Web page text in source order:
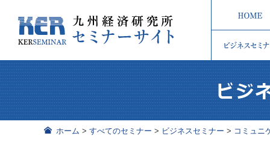
ホーム > すべてのセミナー > ビジネスセミナー > コミュニ